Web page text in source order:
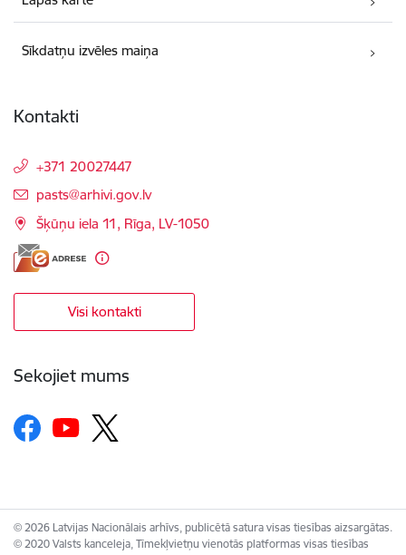
Sīkdatņu izvēles maiņa
Kontakti
+371 20027447
E-pasts:
pasts@arhivi.gov.lv
Šķūņu iela 11, Rīga, LV-1050
Visi kontakti
Sekojiet mums
© 2026 Latvijas Nacionālais arhīvs, publicētā satura visas tiesības aizsargātas.
© 2020 Valsts kanceleja, Tīmekļvietņu vienotās platformas visas tiesības